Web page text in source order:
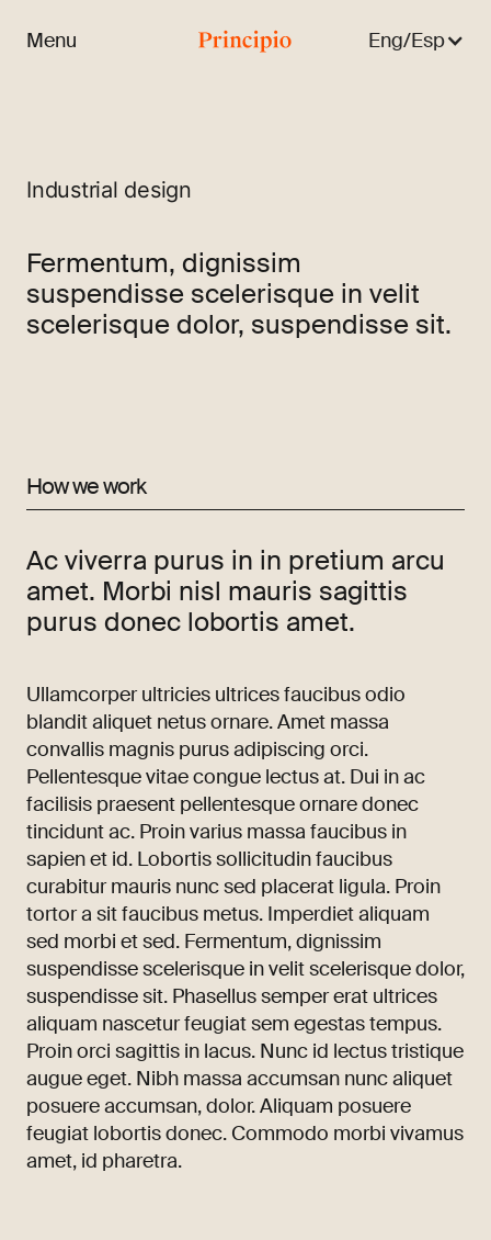
Menu
Eng/Esp
Industrial design
Fermentum, dignissim
suspendisse scelerisque in velit
scelerisque dolor, suspendisse sit.
How we work
Ac viverra purus in in pretium arcu
amet. Morbi nisl mauris sagittis
purus donec lobortis amet.
Ullamcorper ultricies ultrices faucibus odio
blandit aliquet netus ornare. Amet massa
convallis magnis purus adipiscing orci.
Pellentesque vitae congue lectus at. Dui in ac
facilisis praesent pellentesque ornare donec
tincidunt ac. Proin varius massa faucibus in
sapien et id. Lobortis sollicitudin faucibus
curabitur mauris nunc sed placerat ligula. Proin
tortor a sit faucibus metus. Imperdiet aliquam
sed morbi et sed. Fermentum, dignissim
suspendisse scelerisque in velit scelerisque dolor,
suspendisse sit. Phasellus semper erat ultrices
aliquam nascetur feugiat sem egestas tempus.
Proin orci sagittis in lacus. Nunc id lectus tristique
augue eget. Nibh massa accumsan nunc aliquet
posuere accumsan, dolor. Aliquam posuere
feugiat lobortis donec. Commodo morbi vivamus
amet, id pharetra.